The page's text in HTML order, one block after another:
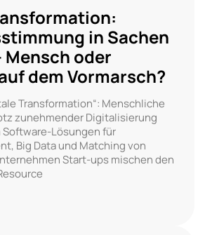
in Sachen
Mensch oder
dem Vormarsch?
Transformation“: Menschliche
zunehmender Digitalisierung
Lösungen für
Big Data und Matching von
Start-ups mischen den